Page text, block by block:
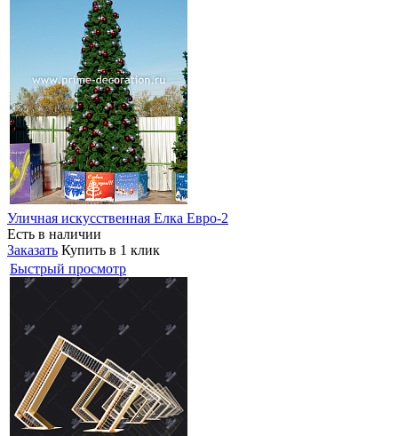
Уличная искусственная Елка Евро-2
Есть в наличии
Заказать Купить в 1 клик
Быстрый просмотр